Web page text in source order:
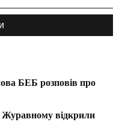
БЕБ розповів про
Журавному відкрили